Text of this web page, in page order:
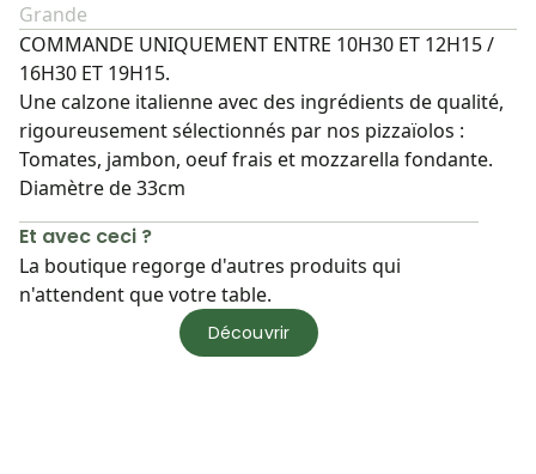
Grande
COMMANDE UNIQUEMENT ENTRE 10H30 ET 12H15 /
16H30 ET 19H15.
Une calzone italienne avec des ingrédients de qualité,
rigoureusement sélectionnés par nos pizzaïolos :
Tomates, jambon, oeuf frais et mozzarella fondante.
Diamètre de 33cm
Et avec ceci ?
La boutique regorge d'autres produits qui
n'attendent que votre table.
Découvrir